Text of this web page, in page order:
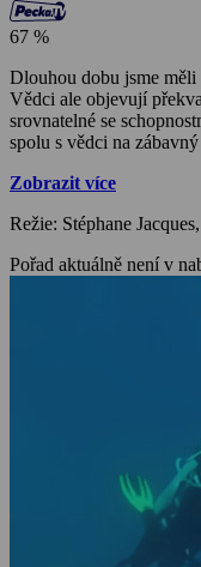
67 %
Dlouhou dobu jsme měli
Vědci ale objevují
srovnatelné se
spolu s vědci na
Zobrazit více
Režie: Stéphane
Pořad aktuálně není v